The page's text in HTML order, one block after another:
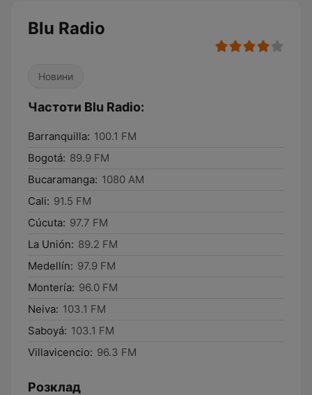
Blu Radio
Новини
Частоти Blu Radio:
Barranquilla: 100.1 FM
Bogotá: 89.9 FM
Bucaramanga: 1080 AM
Cali: 91.5 FM
Cúcuta: 97.7 FM
La Unión: 89.2 FM
Medellín: 97.9 FM
Montería: 96.0 FM
Neiva: 103.1 FM
Saboyá: 103.1 FM
Villavicencio: 96.3 FM
Розклад